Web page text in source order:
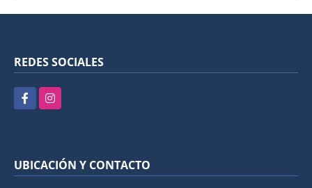
REDES SOCIALES
FacebookInstagram
UBICACIÓN Y CONTACTO